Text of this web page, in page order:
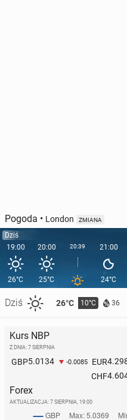
Pogoda • London ZMIANA
Dziś
19:00
26°C
Dziś 26°C 10°C 36
20:00
25°C
20:39 21:00
24°C
Kurs NBP
Z DNIA: 7 SIERPNIA
GBP5.0134 -0.0085 EUR
CHF
Forex
AKTUALIZACJA: 7 SIERPNIA, 19:00